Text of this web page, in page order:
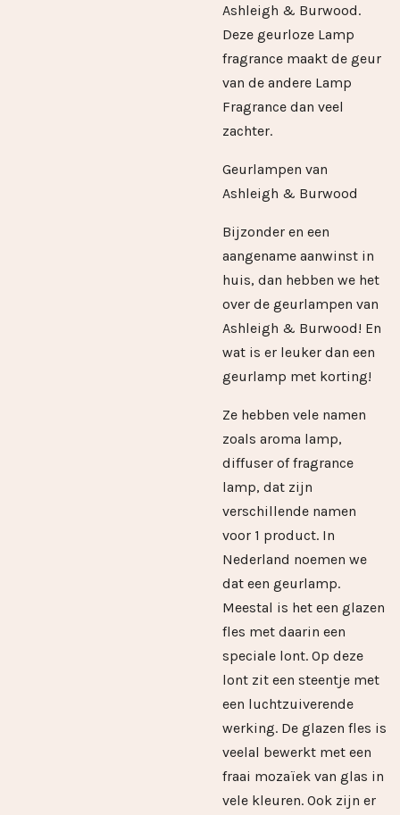
Ashleigh & Burwood.
Deze geurloze Lamp
fragrance maakt de geur
van de andere Lamp
Fragrance dan veel
zachter.
Geurlampen van
Ashleigh & Burwood
Bijzonder en een
aangename aanwinst in
huis, dan hebben we het
over de geurlampen van
Ashleigh & Burwood! En
wat is er leuker dan een
geurlamp met korting!
Ze hebben vele namen
zoals aroma lamp,
diffuser of fragrance
lamp, dat zijn
verschillende namen
voor 1 product. In
Nederland noemen we
dat een geurlamp.
Meestal is het een glazen
fles met daarin een
speciale lont. Op deze
lont zit een steentje met
een luchtzuiverende
werking. De glazen fles is
veelal bewerkt met een
fraai mozaïek van glas in
vele kleuren. Ook zijn er